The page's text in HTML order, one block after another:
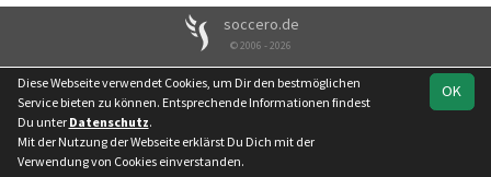
soccero.de
© 2006 - 2026
Besucherstatistik Geburtstage Impressum
Datenschutz
Kontakt
OK
Diese Webseite verwendet Cookies, um Dir den bestmöglichen
Service bieten zu können. Entsprechende Informationen findest
Du unter Datenschutz.
Mit der Nutzung der Webseite erklärst Du Dich mit der
Verwendung von Cookies einverstanden.